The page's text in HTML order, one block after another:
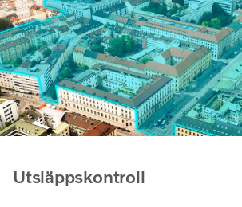
Utsläppskontroll